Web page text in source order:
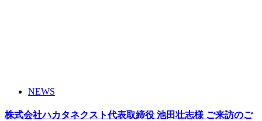
NEWS
株式会社ハカタネクスト代表取締役 池田壮志様 ご来訪のご